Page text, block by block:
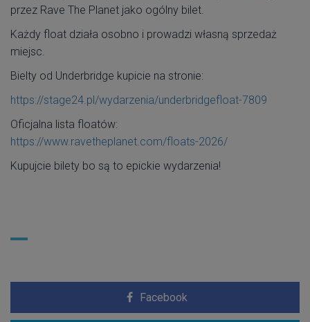
przez Rave The Planet jako ogólny bilet.
Każdy float działa osobno i prowadzi własną sprzedaż
miejsc.
Bielty od Underbridge kupicie na stronie:
https://stage24.pl/wydarzenia/underbridgefloat-7809
Oficjalna lista floatów:
https://www.ravetheplanet.com/floats-2026/
Kupujcie bilety bo są to epickie wydarzenia!
Facebook